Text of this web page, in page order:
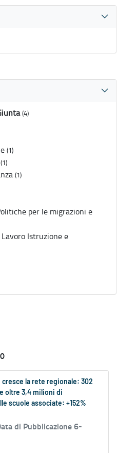
(4)
(1)
(1)
(1)
per le migrazioni e
Istruzione e
la rete regionale: 302
oltre 3,4 milioni di
scuole associate: +152%
di Pubblicazione 6-